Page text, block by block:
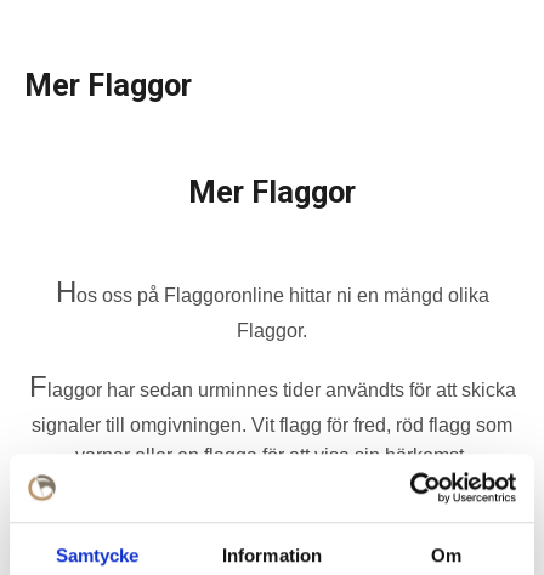
Samtycke Information Om
Mer Flaggor
Mer Flaggor
Hos oss på Flaggoronline hittar ni en mängd olika
Flaggor.
F laggor har sedan urminnes tider användts för att skicka
signaler till omgivningen. Vit flagg för fred, röd flagg som
varnar eller en flagga för att visa sin härkomst.
A
sätta rätt profil på sitt företag eller organisation!